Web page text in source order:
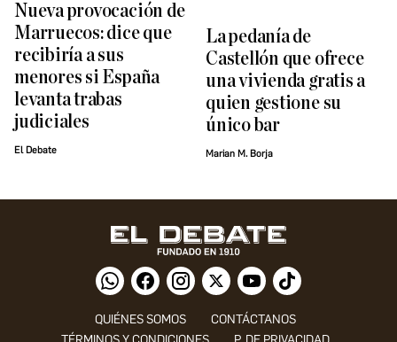
Nueva provocación de
Marruecos: dice que
recibiría a sus
menores si España
levanta trabas
judiciales
El Debate
La pedanía de
Castellón que ofrece
una vivienda gratis a
quien gestione su
único bar
Marian M. Borja
QUIÉNES SOMOS
CONTÁCTANOS